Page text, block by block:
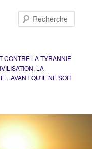
CONTRE LA TYRANNIE
LA
QU'IL NE SOIT